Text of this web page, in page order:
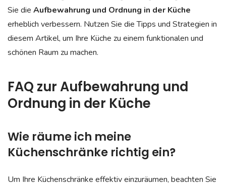
Sie die Aufbewahrung und Ordnung in der Küche
erheblich verbessern. Nutzen Sie die Tipps und Strategien in
diesem Artikel, um Ihre Küche zu einem funktionalen und
schönen Raum zu machen.
FAQ zur Aufbewahrung und
Ordnung in der Küche
Wie räume ich meine
Küchenschränke richtig ein?
Um Ihre Küchenschränke effektiv einzuräumen, beachten Sie